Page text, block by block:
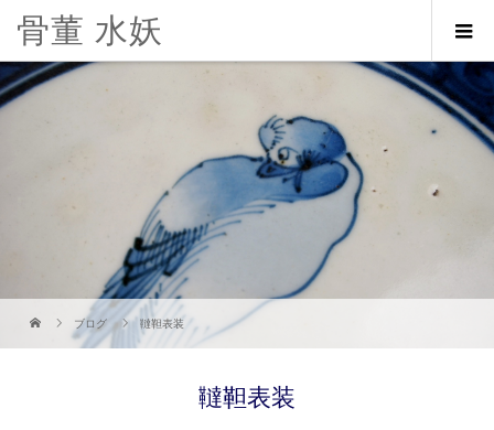
骨董 水妖
ブログ 韃靼表装
韃靼表装